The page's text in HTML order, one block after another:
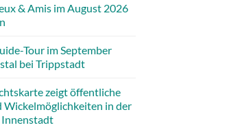
& Amis im August 2026
Tour im September
bei Trippstadt
zeigt öffentliche
Wickelmöglichkeiten in der